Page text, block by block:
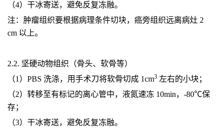
（4）干冰寄送，避免反复冻融。
注：肿瘤组织要根据病理条件切块，癌旁组织远离病灶 2
cm 以上。
2.2. 坚硬动物组织（骨头、软骨等）
（1）PBS 洗涤，用手术刀将软骨切成 1cm3 左右的小块；
（2）转移至有标记的离心管中，液氮速冻 10min，-80℃保
存；
（3）干冰寄送，避免反复冻融。